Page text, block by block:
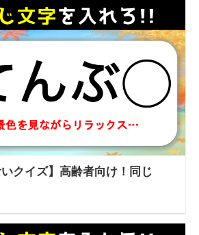
いクイズ】高齢者向け！同じ